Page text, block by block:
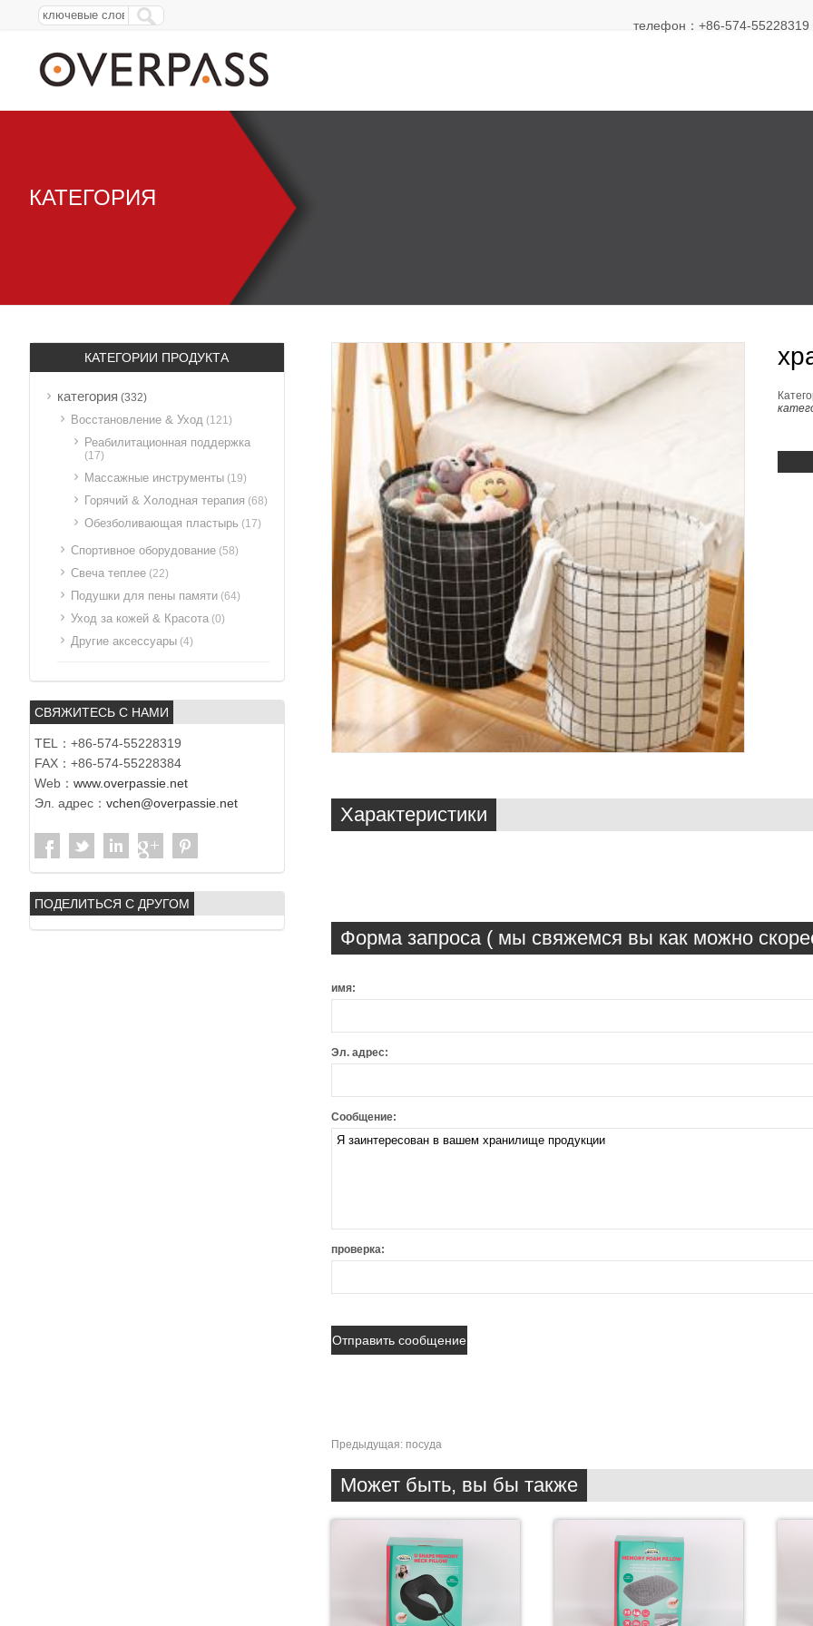
телефон：+86-574-
КАТЕГОРИЯ
Характеристики
Форма запроса ( мы свяжемся вы как можно
имя:
Эл. адрес:
Сообщение:
проверка:
Предыдущая: посуда
Может быть, вы бы также
КАТЕГОРИИ ПРОДУКТА
категория (332)
Восстановление & Уход (121)
Реабилитационная поддержка
(17)
Массажные инструменты (19)
Горячий & Холодная терапия (68)
Обезболивающая пластырь (17)
Спортивное оборудование (58)
Свеча теплее (22)
Подушки для пены памяти (64)
Уход за кожей & Красота (0)
Другие аксессуары (4)
СВЯЖИТЕСЬ С НАМИ
TEL：+86-574-55228319
FAX：+86-574-55228384
Web： www.overpassie.net
Эл. адрес： vchen@overpassie.net
ПОДЕЛИТЬСЯ С ДРУГОМ